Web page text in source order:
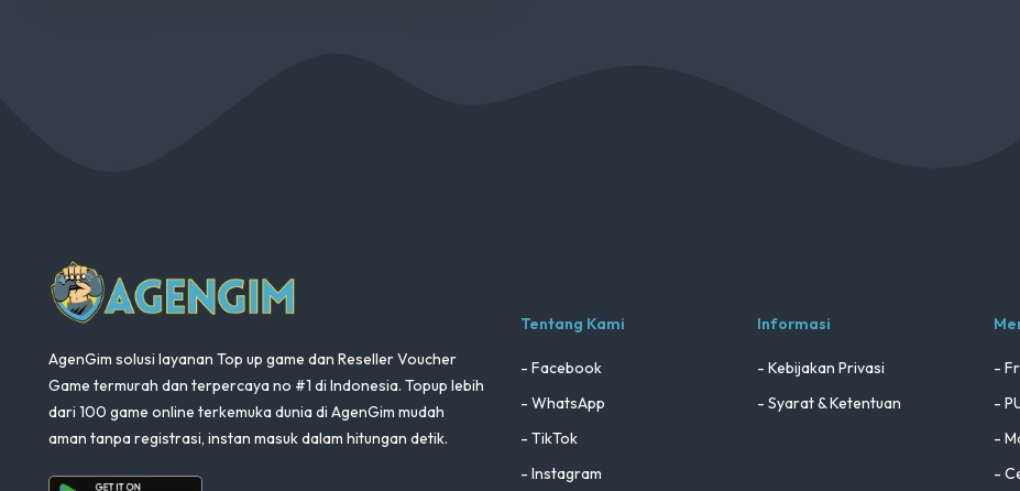
AgenGim
AgenGim solusi layanan Top up game dan Reseller Voucher
Game termurah dan terpercaya no #1 di Indonesia. Topup lebih
dari 100 game online terkemuka dunia di AgenGim mudah
aman tanpa registrasi, instan masuk dalam hitungan detik.
Aplikasi Android
Tentang Kami
- Facebook
- WhatsApp
- TikTok
- Instagram
Informasi
- Kebijakan Privasi
- Syarat & Ketentuan
-
-
-
-